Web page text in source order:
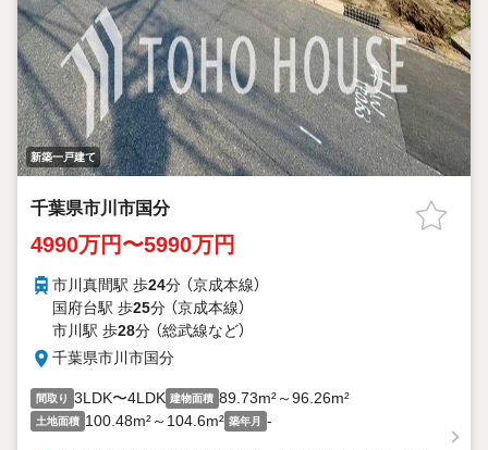
新築一戸建て
千葉県市川市国分
4990万円〜5990万円
市川真間駅 歩24分 （京成本線）
国府台駅 歩25分 （京成本線）
市川駅 歩28分 （総武線など）
千葉県市川市国分
間取り 3LDK〜4LDK 建物面積 89.73m²～96.26m²
土地面積 100.48m²～104.6m² 築年月 -